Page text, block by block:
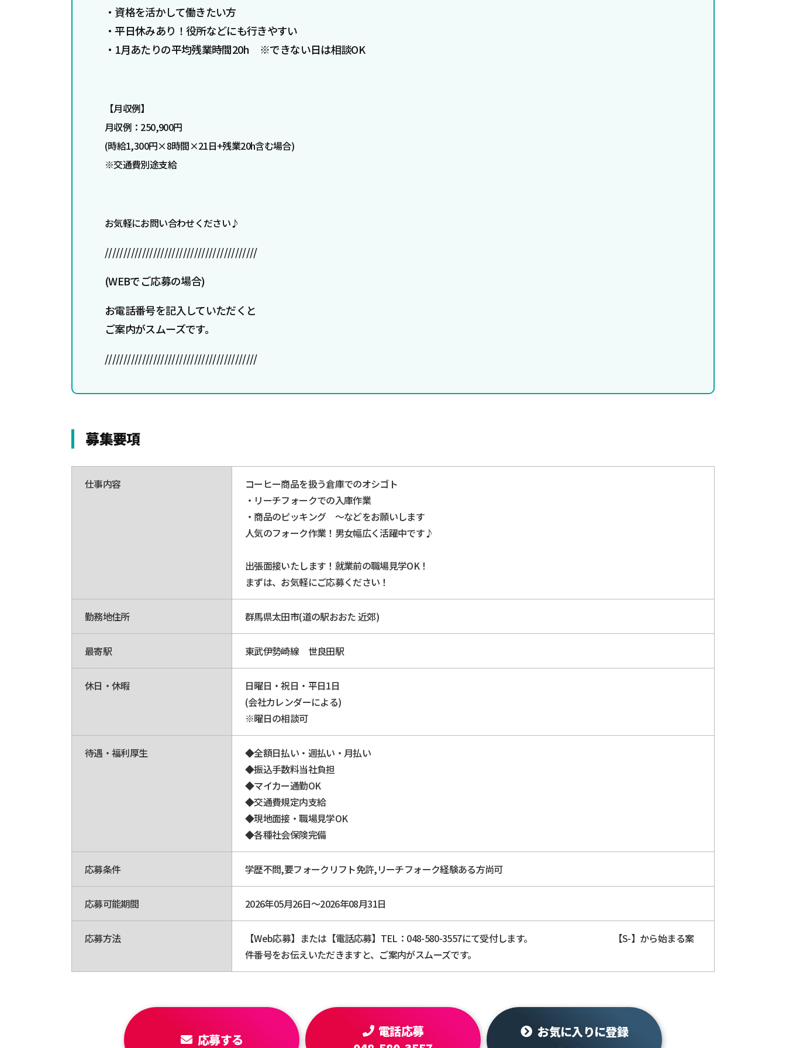
・資格を活かして働きたい方
・平日休みあり！役所などにも行きやすい
・1月あたりの平均残業時間20h ※できない日は相談OK
【月収例】
月収例：250,900円
(時給1,300円×8時間×21日+残業20h含む場合)
※交通費別途支給
お気軽にお問い合わせください♪
/////////////////////////////////////////
(WEBでご応募の場合)
お電話番号を記入していただくと
ご案内がスムーズです。
/////////////////////////////////////////
募集要項
仕事内容
コーヒー商品を扱う倉庫でのオシゴト
・リーチフォークでの入庫作業
・商品のピッキング ～などをお願いします
人気のフォーク作業！男女幅広く活躍中です♪
出張面接いたします！就業前の職場見学OK！
まずは、お気軽にご応募ください！
勤務地住所 群馬県太田市(道の駅おおた 近郊)
最寄駅 東武伊勢崎線 世良田駅
休日・休暇
日曜日・祝日・平日1日
(会社カレンダーによる)
※曜日の相談可
待遇・福利厚生
◆全額日払い・週払い・月払い
◆振込手数料当社負担
◆マイカー通勤OK
◆交通費規定内支給
◆現地面接・職場見学OK
◆各種社会保険完備
応募条件 学歴不問,要フォークリフト免許,リーチフォーク経験ある方尚可
応募可能期間 2026年05月26日～2026年08月31日
応募方法
【Web応募】または【電話応募】TEL：048-580-3557にて受付します。 【S-】から始まる案
件番号をお伝えいただきますと、ご案内がスムーズです。
応募する
電話応募
お気に入りに登録